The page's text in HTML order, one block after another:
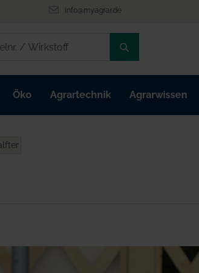
info@myagrar.de
/
ARTIKELNR.
/
Öko Agrartechnik Agrarwissen